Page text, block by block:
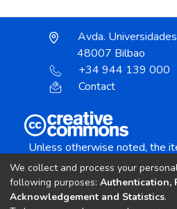
Avda.
48007 Bilbao
+34 944 139 000
Contact
Unless otherwise noted, the
Creative Commons
We collect and process your
following purposes: Authentication,
Acknowledgement and Statistics.